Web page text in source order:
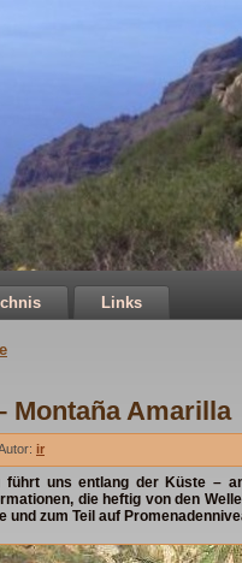
Links
Montaña Amarilla
ir
führt uns entlang der Küste –
die heftig von den
und zum Teil auf